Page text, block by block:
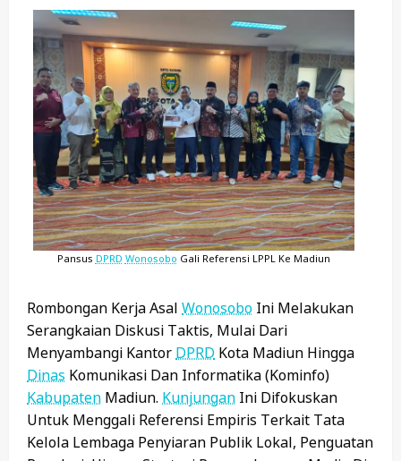
Pansus DPRD Wonosobo Gali Referensi LPPL Ke Madiun
Rombongan Kerja Asal Wonosobo Ini Melakukan
Serangkaian Diskusi Taktis, Mulai Dari
Menyambangi Kantor DPRD Kota Madiun Hingga
Dinas Komunikasi Dan Informatika (Kominfo)
Kabupaten Madiun. Kunjungan Ini Difokuskan
Untuk Menggali Referensi Empiris Terkait Tata
Kelola Lembaga Penyiaran Publik Lokal, Penguatan